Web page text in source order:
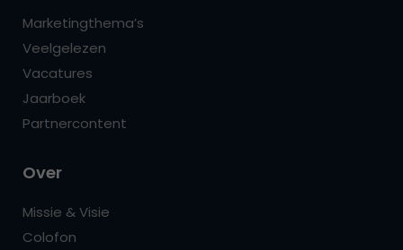
Marketingthema’s
Veelgelezen
Vacatures
Jaarboek
Partnercontent
Over
Missie & Visie
Colofon